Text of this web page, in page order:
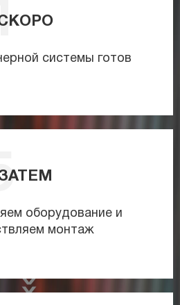
системы готов
оборудование и
монтаж